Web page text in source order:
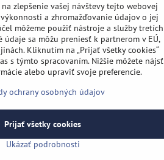
zlepšenie vašej návštevy tejto webovej
a zhromažďovanie údajov o jej
môžeme použiť nástroje a služby tretích
údaje sa môžu preniesť k partnerom v EÚ,
Kliknutím na „Prijať všetky cookies“
s týmto spracovaním. Nižšie môžete nájsť
alebo upraviť svoje preferencie.
ochrany osobných údajov
Ukázať podrobnosti
Prijať všetky cookies